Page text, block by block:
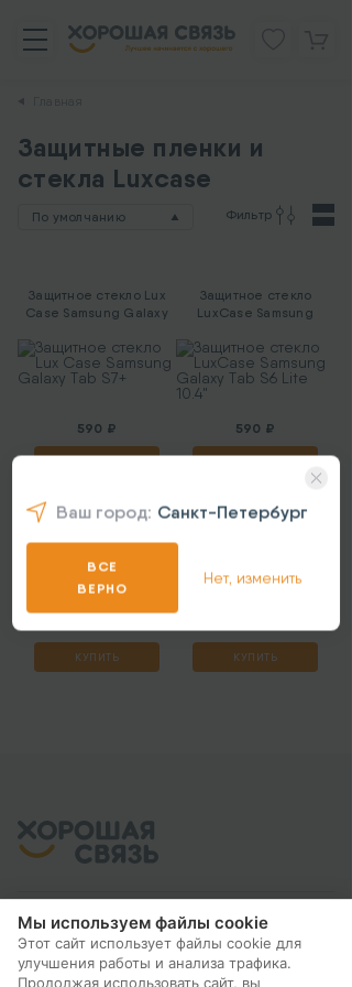
Защитные пленки и
стекла Luxcase
По умолчанию Фильтр
Защитное стекло Lux
Case Samsung Galaxy
590 ₽
КУПИТЬ
Защитное стекло
LuxCase Samsung
10.4"
590 ₽
КУПИТЬ
Защитное стекло
LuxCase Honor View 30
Pro
КУПИТЬ
Защитное стекло
LuxCase Huawei
КУПИТЬ
МЫ В СОЦ. СЕТЯХ
Ваш город: Санкт-Петербург
ВСЕ
ВЕРНО
Нет, изменить
Мы используем файлы cookie
Этот сайт использует файлы cookie для
улучшения работы и анализа трафика.
Продолжая использовать сайт, вы